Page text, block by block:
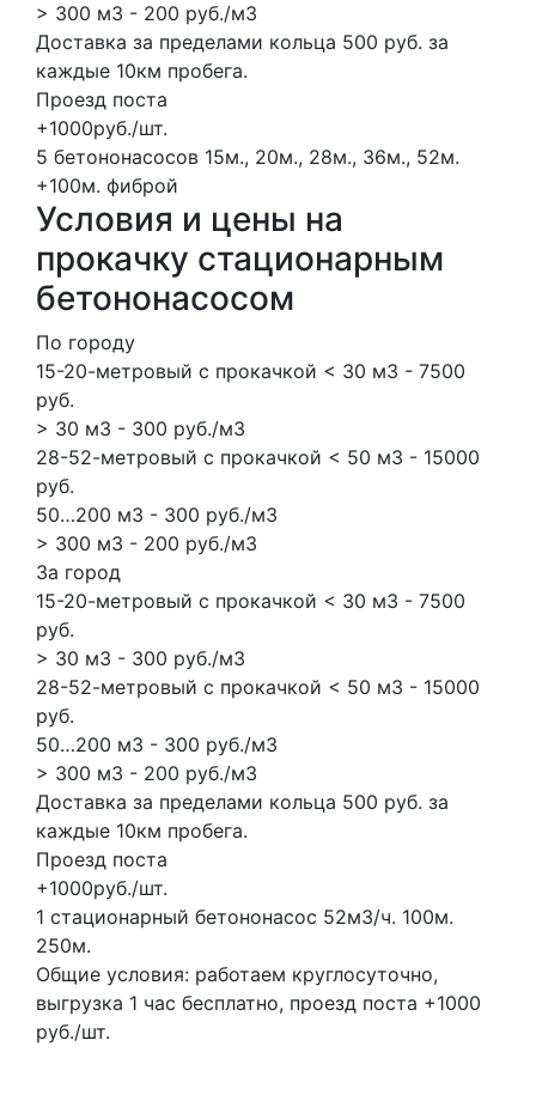
> 300 м3 - 200 руб./м3
Доставка за пределами кольца 500 руб. за
каждые 10км пробега.
Проезд поста
+1000руб./шт.
5 бетононасосов 15м., 20м., 28м., 36м., 52м.
+100м. фиброй
Условия и цены на
прокачку стационарным
бетононасосом
По городу
15-20-метровый с прокачкой < 30 м3 - 7500
руб.
> 30 м3 - 300 руб./м3
28-52-метровый с прокачкой < 50 м3 - 15000
руб.
50…200 м3 - 300 руб./м3
> 300 м3 - 200 руб./м3
За город
15-20-метровый с прокачкой < 30 м3 - 7500
руб.
> 30 м3 - 300 руб./м3
28-52-метровый с прокачкой < 50 м3 - 15000
руб.
50…200 м3 - 300 руб./м3
> 300 м3 - 200 руб./м3
Доставка за пределами кольца 500 руб. за
каждые 10км пробега.
Проезд поста
+1000руб./шт.
1 стационарный бетононасос 52м3/ч. 100м.
250м.
Общие условия: работаем круглосуточно,
выгрузка 1 час бесплатно, проезд поста +1000
руб./шт.